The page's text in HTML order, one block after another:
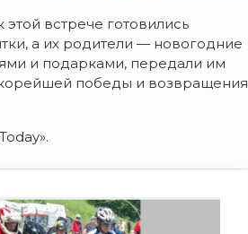
встрече готовились
а их родители — новогодние
и подарками, передали им
победы и возвращения